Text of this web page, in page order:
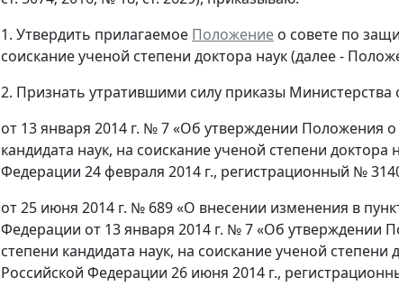
1. Утвердить прилагаемое Положение о совете по
соискание ученой степени доктора наук (далее -
2. Признать утратившими силу приказы
от 13 января 2014 г. № 7 «Об утверждении Положения
кандидата наук, на соискание ученой степени
Федерации 24 февраля 2014 г., регистрационный №
от 25 июня 2014 г. № 689 «О внесении изменения в
Федерации от 13 января 2014 г. № 7 «Об утверждении
степени кандидата наук, на соискание ученой
Российской Федерации 26 июня 2014 г.,